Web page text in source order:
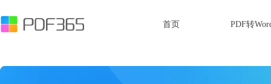
首页 PDF转